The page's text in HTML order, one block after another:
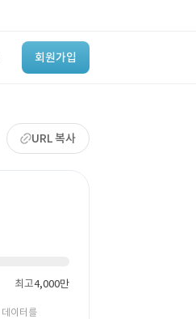
회원가입
URL 복사
최고4,000만
이터를